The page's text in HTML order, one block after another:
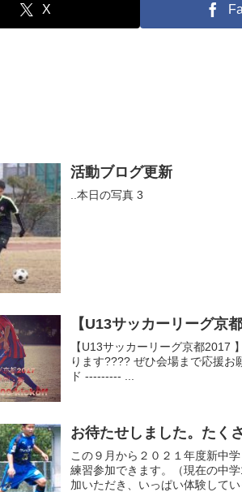
X
活動ブログ更新
..本日の写真 3
【U13サッカーリーグ京
【U13サッカーリーグ京都2017
ります???? ぜひ会場まで応援
ド --------- ...
お待たせしました。たく
この９月から２０２１年度新中
練習参加できます。（現在の中
加いただき、いっぱい体験してい